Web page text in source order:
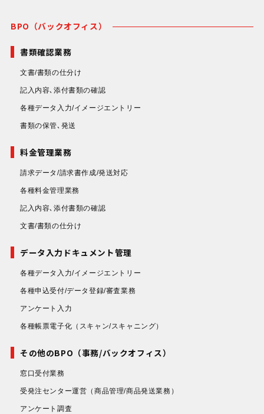
BPO（バックオフィス）
書類確認業務
文書/書類の仕分け
記入内容､添付書類の確認
各種データ入力/イメージエントリー
書類の保管､発送
料金管理業務
請求データ/請求書作成/発送対応
各種料金管理業務
記入内容､添付書類の確認
文書/書類の仕分け
データ入力ドキュメント管理
各種データ入力/イメージエントリー
各種申込受付/データ登録/審査業務
アンケート入力
各種帳票電子化 （スキャン/スキャニング）
その他のBPO（事務/バックオフィス）
窓口受付業務
受発注センター運営 （商品管理/商品発送業務）
アンケート調査